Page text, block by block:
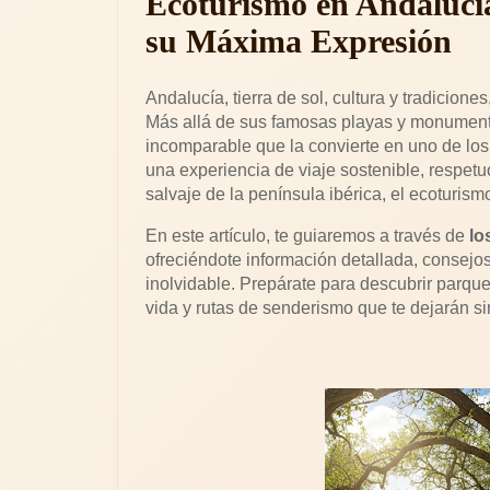
su Máxima Expresión
Andalucía, tierra de sol, cultura y
Más allá de sus famosas playas y
incomparable que la convierte en uno de
una experiencia de viaje sostenible,
salvaje de la península ibérica, el
En este artículo, te guiaremos a través de
ofreciéndote información detallada,
inolvidable. Prepárate para descubrir
vida y rutas de senderismo que te dejarán